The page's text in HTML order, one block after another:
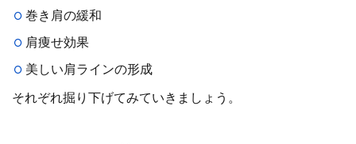
巻き肩の緩和
肩痩せ効果
美しい肩ラインの形成
それぞれ掘り下げてみていきましょう。